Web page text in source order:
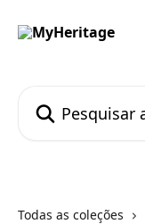
Todas as coleções